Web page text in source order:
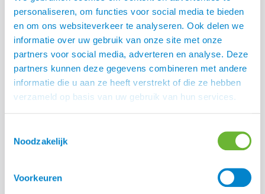
personaliseren, om functies voor social media te bieden
en om ons websiteverkeer te analyseren. Ook delen we
informatie over uw gebruik van onze site met onze
partners voor social media, adverteren en analyse. Deze
partners kunnen deze gegevens combineren met andere
informatie die u aan ze heeft verstrekt of die ze hebben
verzameld op basis van uw gebruik van hun services.
Noodzakelijk
Voorkeuren
€ 289,00
Stierna Stella korte